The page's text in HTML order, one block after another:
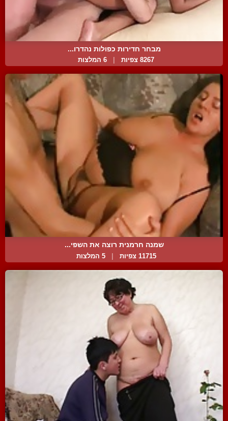
מבחר חדירות כפולות נהדרו...
8267 צפיות 6 המלצות
שמנה חרמנית רוצה את השפי...
11715 צפיות 5 המלצות